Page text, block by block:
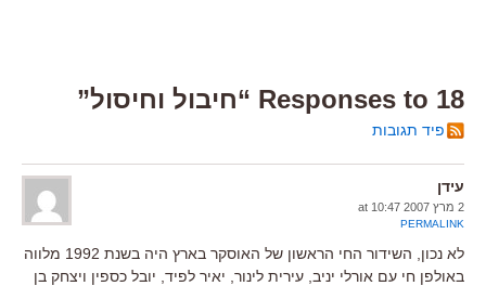
18 Responses to “חיבול וחיסול”
פיד תגובות
עידן
2 מרץ 2007 at 10:47
PERMALINK
לא נכון, השידור החי הראשון של האוסקר בארץ היה בשנת 1992 מלווה
באולפן חי עם אורלי יניב, עירית לינור, יאיר לפיד, יובל כספין ויצחק בן